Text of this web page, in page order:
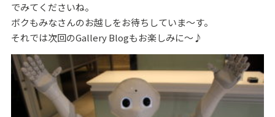
でみてくださいね。
ボクもみなさんのお越しをお待ちしていま～す。
それでは次回のGallery Blogもお楽しみに～♪